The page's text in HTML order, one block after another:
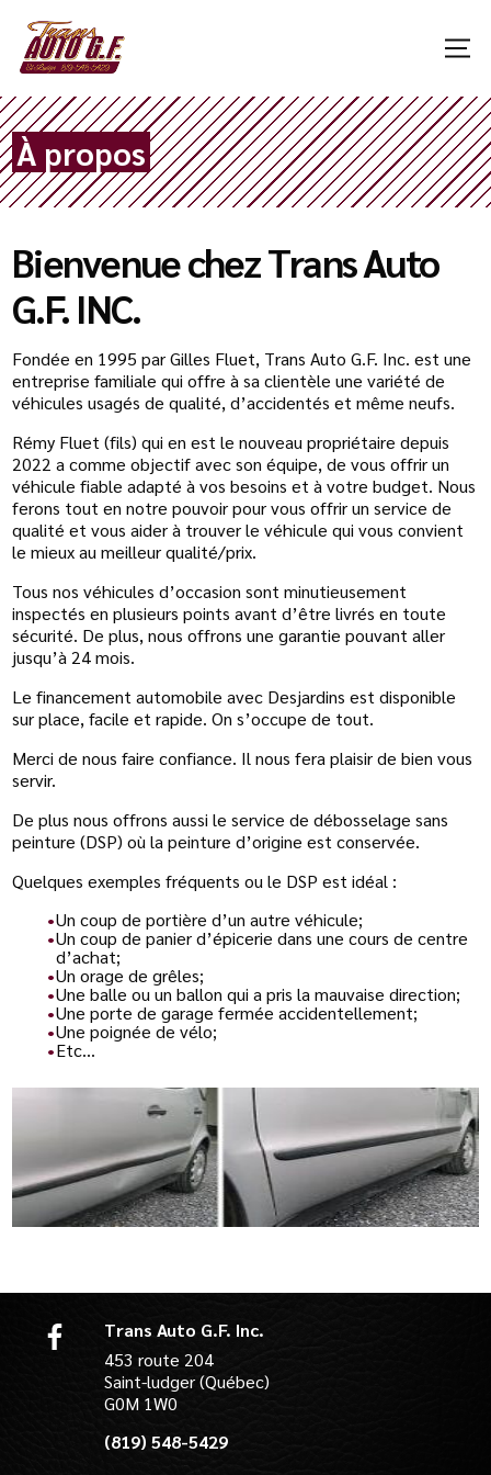
À propos
Bienvenue chez Trans Auto
G.F. INC.
Fondée en 1995 par Gilles Fluet, Trans Auto G.F. Inc. est une
entreprise familiale qui offre à sa clientèle une variété de
véhicules usagés de qualité, d’accidentés et même neufs.
Rémy Fluet (fils) qui en est le nouveau propriétaire depuis
2022 a comme objectif avec son équipe, de vous offrir un
véhicule fiable adapté à vos besoins et à votre budget. Nous
ferons tout en notre pouvoir pour vous offrir un service de
qualité et vous aider à trouver le véhicule qui vous convient
le mieux au meilleur qualité/prix.
Tous nos véhicules d’occasion sont minutieusement
inspectés en plusieurs points avant d’être livrés en toute
sécurité. De plus, nous offrons une garantie pouvant aller
jusqu’à 24 mois.
Le financement automobile avec Desjardins est disponible
sur place, facile et rapide. On s’occupe de tout.
Merci de nous faire confiance. Il nous fera plaisir de bien vous
servir.
De plus nous offrons aussi le service de débosselage sans
peinture (DSP) où la peinture d’origine est conservée.
Quelques exemples fréquents ou le DSP est idéal :
Un coup de portière d’un autre véhicule;
Un coup de panier d’épicerie dans une cours de centre
d’achat;
Un orage de grêles;
Une balle ou un ballon qui a pris la mauvaise direction;
Une porte de garage fermée accidentellement;
Une poignée de vélo;
Etc…
Trans Auto G.F. Inc.
453 route 204
Saint-ludger (Québec)
G0M 1W0
(819) 548-5429